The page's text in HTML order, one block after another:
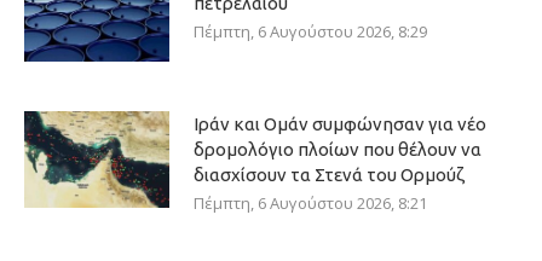
Πέμπτη, 6 Αυγούστου 2026, 8:29
Ιράν και Ομάν συμφώνησαν για νέο
δρομολόγιο πλοίων που θέλουν να
διασχίσουν τα Στενά του Ορμούζ
Πέμπτη, 6 Αυγούστου 2026, 8:21